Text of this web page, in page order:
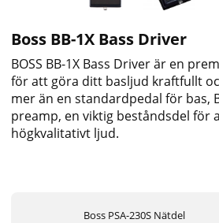
Boss BB-1X Bass Driver
BOSS BB-1X Bass Driver är en
för att göra ditt basljud kraftfullt
mer än en standardpedal för bas,
preamp, en viktig beståndsdel för
högkvalitativt ljud.
Boss PSA-230S Nätdel